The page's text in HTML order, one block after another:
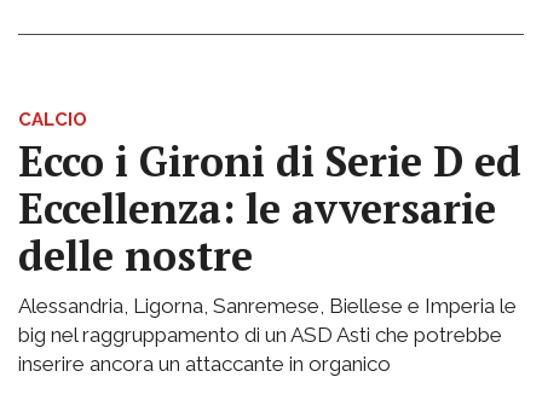
CALCIO
Ecco i Gironi di Serie D ed
Eccellenza: le avversarie
delle nostre
Alessandria, Ligorna, Sanremese, Biellese e Imperia le
big nel raggruppamento di un ASD Asti che potrebbe
inserire ancora un attaccante in organico